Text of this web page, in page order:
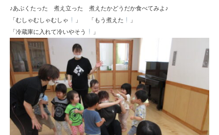
♪あぶくたった 煮え立った 煮えたかどうだか食べてみよ♪
「むしゃむしゃむしゃ
」 「もう煮えた
」
「冷蔵庫に入れて冷いやそう
」